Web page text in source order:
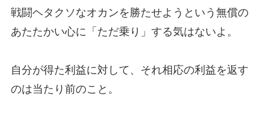
戦闘ヘタクソなオカンを勝たせようという無償の
あたたかい心に「ただ乗り」する気はないよ。
自分が得た利益に対して、それ相応の利益を返す
のは当たり前のこと。